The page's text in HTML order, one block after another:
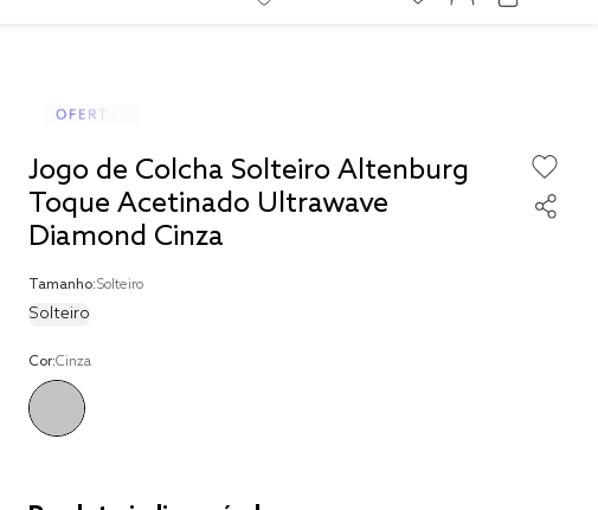
Jogo de Colcha Solteiro Altenburg
Toque Acetinado Ultrawave
Diamond Cinza
Tamanho:Solteiro
Solteiro
Cor:Cinza
travesseiro
solteiro
tencel
cobre leito
cobertor
jogo cama
casal